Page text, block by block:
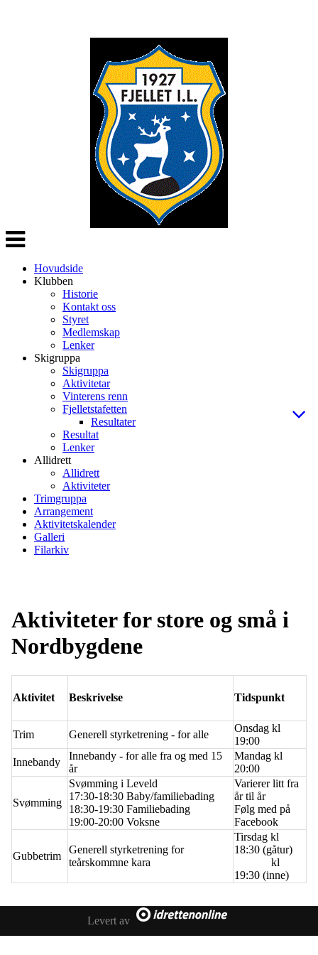
Veksle
navigasjon
Hovudside
Klubben
Historie
Kontakt oss
Styret
Medlemskap
Lenker
Skigruppa
Skigruppa
Aktivitetar
Vinterens renn
Fjelletstafetten
Resultater
Resultat
Lenker
Allidrett
Allidrett
Aktiviteter
Trimgruppa
Arrangement
Aktivitetskalender
Galleri
Filarkiv
Aktiviteter for store og små i
Nordbygdene
Aktivitet Beskrivelse Tidspunkt
Trim Generell styrketrening - for alle
Onsdag kl
19:00
Innebandy
Innebandy - for alle fra og med 15
år
Mandag kl
20:00
Svømming
Svømming i Leveld
17:30-18:30 Baby/familiebading
18:30-19:30 Familiebading
19:00-20:00 Voksne
Varierer litt fra
år til år
Følg med på
Facebook
Gubbetrim
Generell styrketrening for
teårskommne kara
Tirsdag kl
18:30 (gåtur)
kl
19:30 (inne)
Levert av